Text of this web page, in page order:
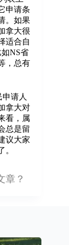
申请条
。如果
拿大很
适合自
NS省
，总有
申请人
拿大对
看，属
总是留
议大家
。
章？